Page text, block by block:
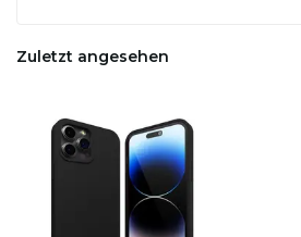
Zuletzt angesehen